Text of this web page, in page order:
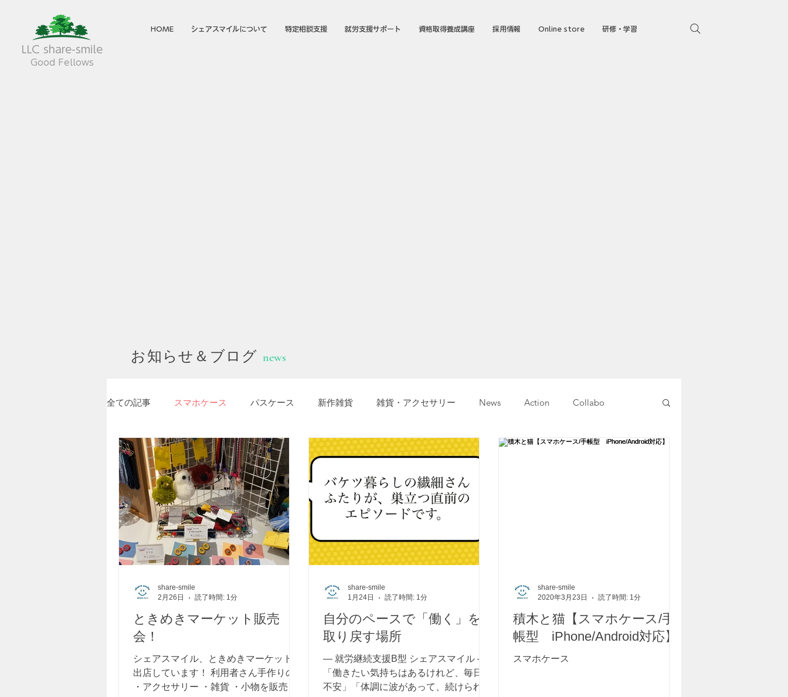
LLC share-smile
Good Fellows
HOME シェアスマイルについて 特定相談支援 就労支援サポート 資格取得養成講座 採用情報 Online store 研修・学習
お知らせ＆ブログ news
全ての記事 スマホケース パスケース 新作雑貨 雑貨・アクセサリー News Action Collabo
メイディア掲載・動画 フクオカTシャツマーケット 障害福祉サービス 就労選択支援
就労継続支援A型 就労継続支援B型 福岡市
ときめきマーケット販売
会！
シェアスマイル、ときめきマーケットに
出店しています！ 利用者さん手作りの
・アクセサリー ・雑貨 ・小物を販売中
share-smile
2月26日
読了時間: 1分
自分のペースで「働く」を
取り戻す場所
― 就労継続支援B型 シェアスマイル ―
「働きたい気持ちはあるけれど、毎日は
不安」「体調に波があって、続けられる
share-smile
1月24日
読了時間: 1分
積木と猫【スマホケース/手
帳型 iPhone/Android対応】
スマホケース
share-smile
2020年3月23日
読了時間: 1分